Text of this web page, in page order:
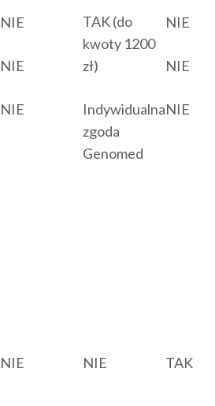
NIE
NIE
NIE
TAK (do
kwoty 1200
zł)
Indywidualna
zgoda
Genomed
NIE
NIE
NIE
NIE NIE TAK